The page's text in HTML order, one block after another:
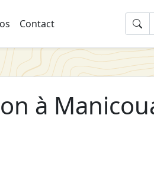
Contact
à